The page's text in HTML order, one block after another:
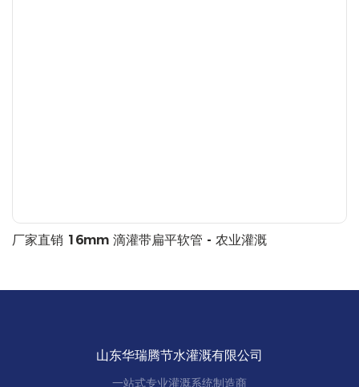
厂家直销 16mm 滴灌带扁平软管 - 农业灌溉
山东华瑞腾节水灌溉有限公司
一站式专业灌溉系统制造商